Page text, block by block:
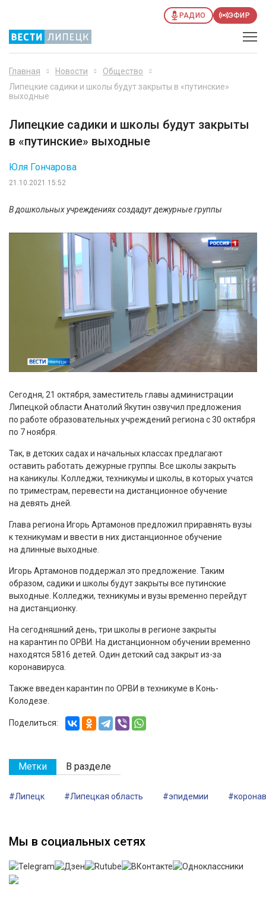
РАДИО ЭФИР
Главная Новости
Общество
Липецкие садики и школы будут закрыты в «путинские»
выходные
Липецкие садики и школы будут закрыты
в «путинские» выходные
21.10.2021 15:52
Юля Гончарова
В дошкольных учреждениях создадут дежурные группы
Сегодня, 21 октября, заместитель главы администрации
Липецкой области Анатолий Якутин озвучил предложения
по работе образовательных учреждений региона с 30 октября
по 7 ноября.
Так, в детских садах и начальных классах предлагают
оставить работать дежурные группы. Все школы закрыть
на каникулы. Колледжи, техникумы и школы, в которых учатся
по триместрам, перевести на дистанционное обучение
на девять дней.
Глава региона Игорь Артамонов предложил приравнять вузы
к техникумам и ввести в них дистанционное обучение
на длинные выходные.
Игорь Артамонов поддержал это предложение. Таким
образом, садики и школы будут закрыты все путинские
выходные. Колледжи, техникумы и вузы временно перейдут
на дистанционку.
На сегодняшний день, три школы в регионе закрыты
на карантин по ОРВИ. На дистанционном обучении временно
находятся 5816 детей. Один детский сад закрыт из-за
коронавируса.
Также введен карантин по ОРВИ в техникуме в Конь-
Колодезе.
Поделиться:
Метки В разделе
#Липецк #Липецкая область #эпидемии
Мы в социальных сетях